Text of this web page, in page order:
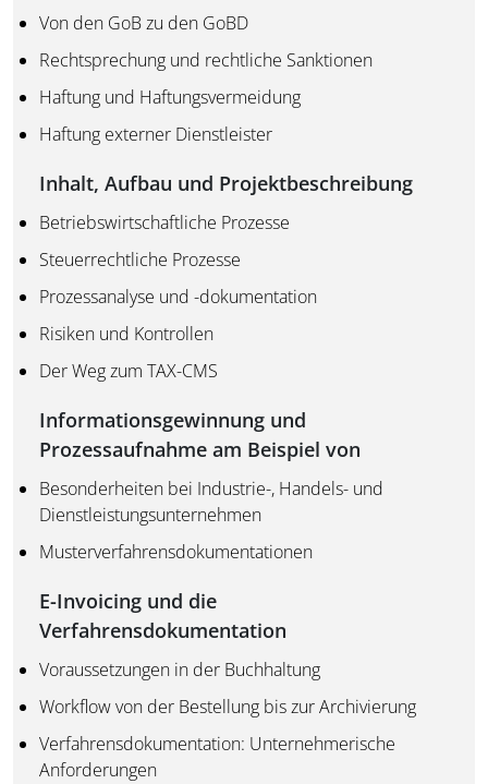
Von den GoB zu den GoBD
Rechtsprechung und rechtliche Sanktionen
Haftung und Haftungsvermeidung
Haftung externer Dienstleister
Inhalt, Aufbau und Projektbeschreibung
Betriebswirtschaftliche Prozesse
Steuerrechtliche Prozesse
Prozessanalyse und -dokumentation
Risiken und Kontrollen
Der Weg zum TAX-CMS
Informationsgewinnung und
Prozessaufnahme am Beispiel von
Besonderheiten bei Industrie-, Handels- und
Dienstleistungsunternehmen
Musterverfahrensdokumentationen
E-Invoicing und die
Verfahrensdokumentation
Voraussetzungen in der Buchhaltung
Workflow von der Bestellung bis zur Archivierung
Verfahrensdokumentation: Unternehmerische
Anforderungen